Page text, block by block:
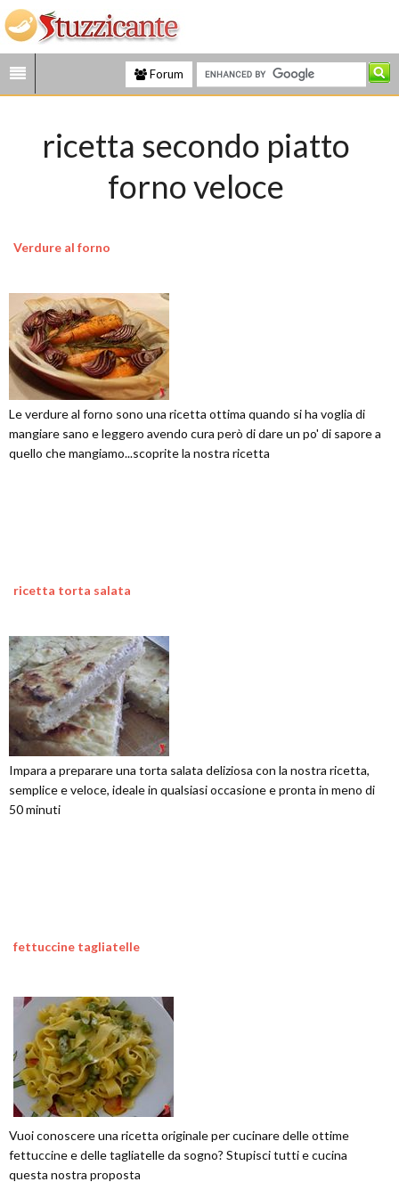
Forum
ricetta secondo piatto
forno veloce
Verdure al forno
Le verdure al forno sono una ricetta ottima quando si ha voglia di
mangiare sano e leggero avendo cura però di dare un po' di sapore a
quello che mangiamo...scoprite la nostra ricetta
ricetta torta salata
Impara a preparare una torta salata deliziosa con la nostra ricetta,
semplice e veloce, ideale in qualsiasi occasione e pronta in meno di
50 minuti
fettuccine tagliatelle
Vuoi conoscere una ricetta originale per cucinare delle ottime
fettuccine e delle tagliatelle da sogno? Stupisci tutti e cucina
questa nostra proposta